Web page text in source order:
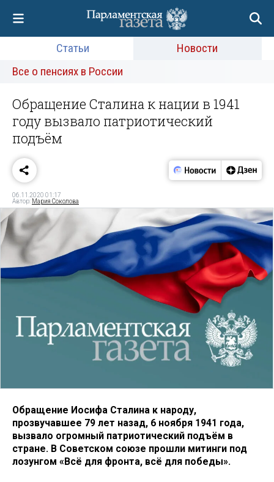
Статьи
Новости
Все о пенсиях в России
Обращение Сталина к нации в 1941
году вызвало патриотический
подъём
06.11.2020 01:17
Автор: Мария Соколова
Обращение Иосифа Сталина к народу,
прозвучавшее 79 лет назад, 6 ноября 1941 года,
вызвало огромный патриотический подъём в
стране. В Советском союзе прошли митинги под
лозунгом «Всё для фронта, всё для победы».